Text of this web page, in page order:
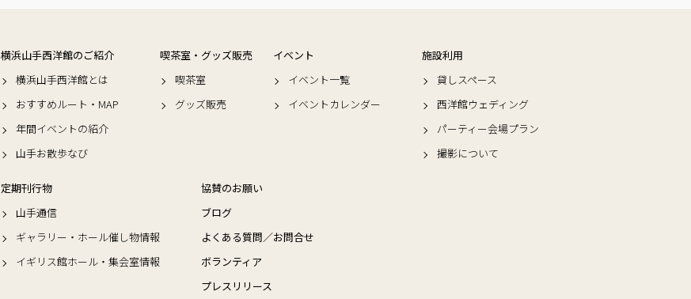
横浜山手西洋館のご紹介
横浜山手西洋館とは
おすすめルート・MAP
年間イベントの紹介
山手お散歩なび
喫茶室・グッズ販売
喫茶室
グッズ販売
イベント
イベント一覧
イベントカレンダー
施設利用
貸しスペース
西洋館ウェディング
パーティー会場プラン
撮影について
定期刊行物
山手通信
ギャラリー・ホール催し物情報
イギリス館ホール・集会室情報
協賛のお願い
ブログ
よくある質問／お問合せ
ボランティア
プレスリリース